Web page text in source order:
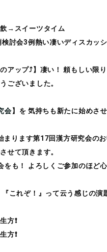
→スイーツタイム
討会3例熱い凄いディスカッシ
アップ⤴️】凄い！ 頼もしい限り
ございました。
会】を 気持ちも新たに始めさせ
ります第17回漢方研究会の
せて頂きます。
も！ よろしくご参加のほど
これぞ！』って云う感じの
方❗️
方❗️